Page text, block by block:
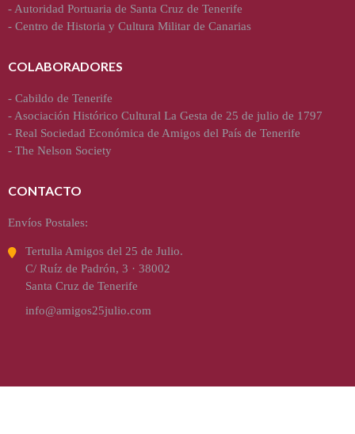
- Autoridad Portuaria de Santa Cruz de Tenerife
- Centro de Historia y Cultura Militar de Canarias
COLABORADORES
- Cabildo de Tenerife
- Asociación Histórico Cultural La Gesta de 25 de julio de 1797
- Real Sociedad Económica de Amigos del País de Tenerife
- The Nelson Society
CONTACTO
Envíos Postales:
Tertulia Amigos del 25 de Julio.
C/ Ruíz de Padrón, 3 · 38002
Santa Cruz de Tenerife
info@amigos25julio.com